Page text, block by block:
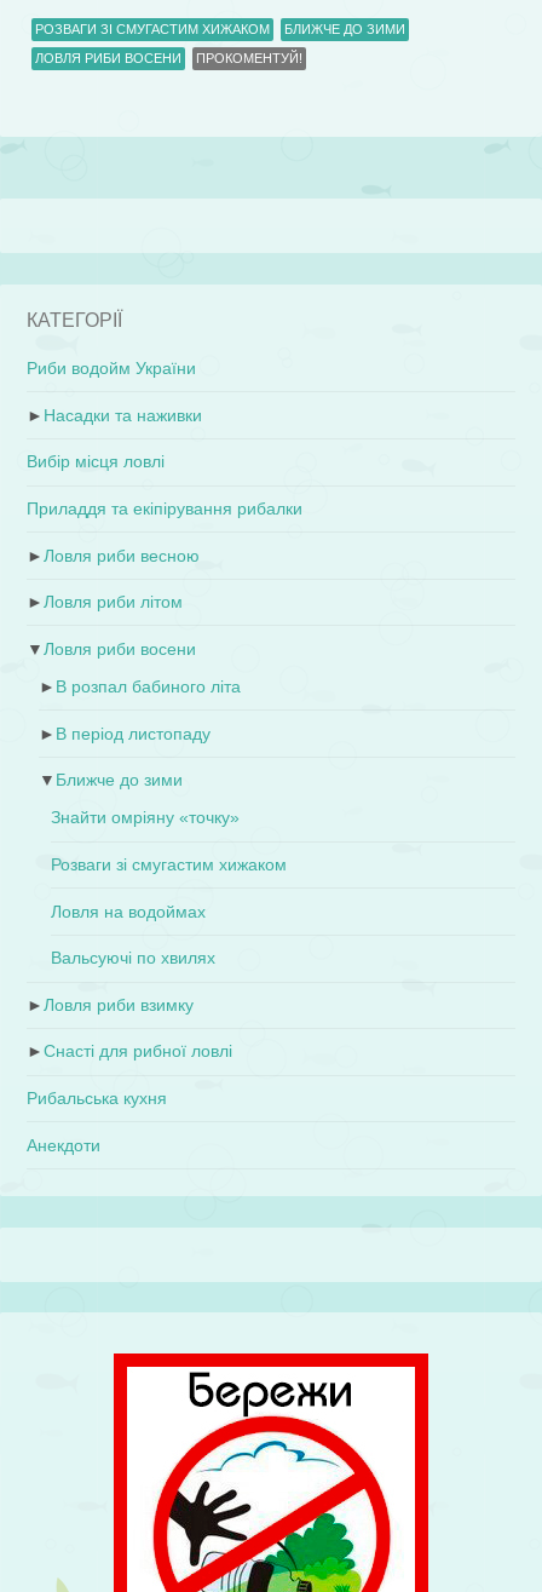
РОЗВАГИ ЗІ СМУГАСТИМ ХИЖАКОМ
БЛИЖЧЕ ДО ЗИМИ
ЛОВЛЯ РИБИ ВОСЕНИ
ПРОКОМЕНТУЙ!
КАТЕГОРІЇ
Риби водойм України
► Насадки та наживки
Вибір місця ловлі
Приладдя та екіпірування рибалки
► Ловля риби весною
► Ловля риби літом
▼ Ловля риби восени
► В розпал бабиного літа
► В період листопаду
▼ Ближче до зими
Знайти омріяну «точку»
Розваги зі смугастим хижаком
Ловля на водоймах
Вальсуючі по хвилях
► Ловля риби взимку
►Снасті для рибної ловлі
Рибальська кухня
Анекдоти